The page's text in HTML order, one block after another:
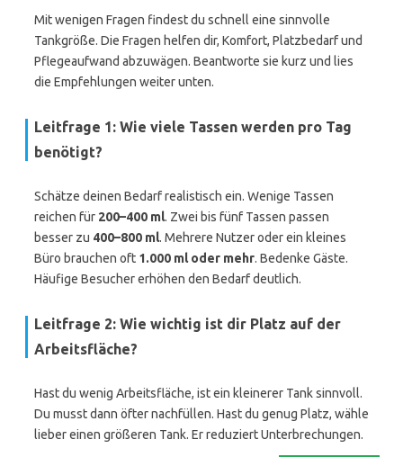
Mit wenigen Fragen findest du schnell eine sinnvolle
Tankgröße. Die Fragen helfen dir, Komfort, Platzbedarf und
Pflegeaufwand abzuwägen. Beantworte sie kurz und lies
die Empfehlungen weiter unten.
Leitfrage 1: Wie viele Tassen werden pro Tag
benötigt?
Schätze deinen Bedarf realistisch ein. Wenige Tassen
reichen für 200–400 ml. Zwei bis fünf Tassen passen
besser zu 400–800 ml. Mehrere Nutzer oder ein kleines
Büro brauchen oft 1.000 ml oder mehr. Bedenke Gäste.
Häufige Besucher erhöhen den Bedarf deutlich.
Leitfrage 2: Wie wichtig ist dir Platz auf der
Arbeitsfläche?
Hast du wenig Arbeitsfläche, ist ein kleinerer Tank sinnvoll.
Du musst dann öfter nachfüllen. Hast du genug Platz, wähle
lieber einen größeren Tank. Er reduziert Unterbrechungen.